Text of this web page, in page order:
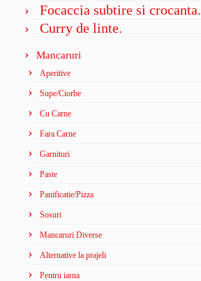
Focaccia subtire si crocanta.
Curry de linte.
Mancaruri
Aperitive
Supe/Ciorbe
Cu Carne
Fara Carne
Garnituri
Paste
Panificatie/Pizza
Sosuri
Mancaruri Diverse
Alternative la prajeli
Pentru iarna